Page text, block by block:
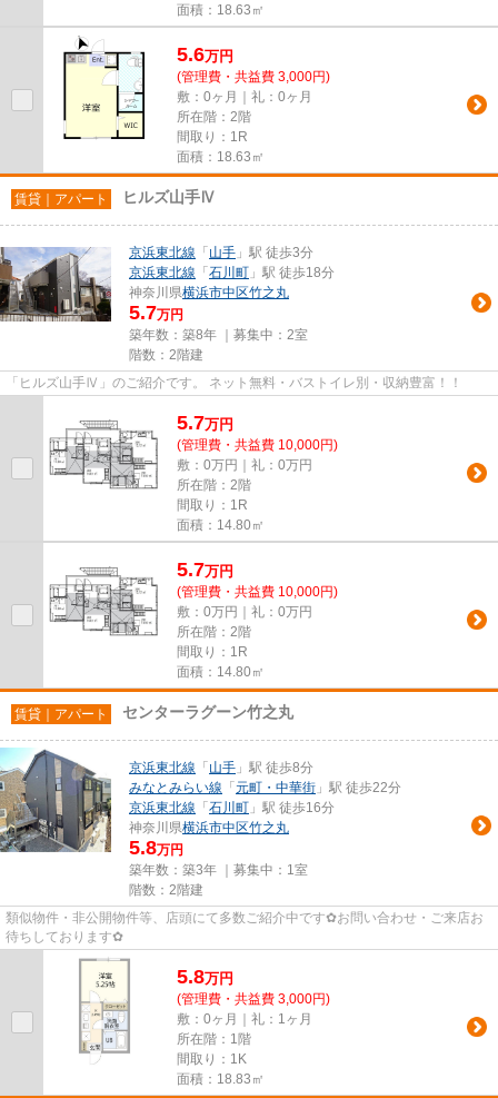
面積：18.63㎡
5.6万円
(管理費・共益費 3,000円)
敷：0ヶ月｜礼：0ヶ月
所在階：2階
間取り：1R
面積：18.63㎡
賃貸｜アパート ヒルズ山手Ⅳ
京浜東北線 「 山手 」駅 徒歩3分
京浜東北線 「 石川町 」駅 徒歩18分
神奈川県横浜市中区竹之丸
5.7万円
築年数：築8年 ｜募集中： 2室
階数：2階建
「ヒルズ山手Ⅳ」のご紹介です。 ネット無料・バストイレ別・収納豊富！！
5.7万円
(管理費・共益費 10,000円)
敷：0万円｜礼：0万円
所在階：2階
間取り：1R
面積：14.80㎡
5.7万円
(管理費・共益費 10,000円)
敷：0万円｜礼：0万円
所在階：2階
間取り：1R
面積：14.80㎡
賃貸｜アパート センターラグーン竹之丸
京浜東北線 「 山手 」駅 徒歩8分
みなとみらい線 「 元町・中華街 」駅 徒歩22分
京浜東北線 「 石川町 」駅 徒歩16分
神奈川県横浜市中区竹之丸
5.8万円
築年数：築3年 ｜募集中： 1室
階数：2階建
類似物件・非公開物件等、店頭にて多数ご紹介中です✿お問い合わせ・ご来店お
待ちしております✿
5.8万円
(管理費・共益費 3,000円)
敷：0ヶ月｜礼：1ヶ月
所在階：1階
間取り：1K
面積：18.83㎡